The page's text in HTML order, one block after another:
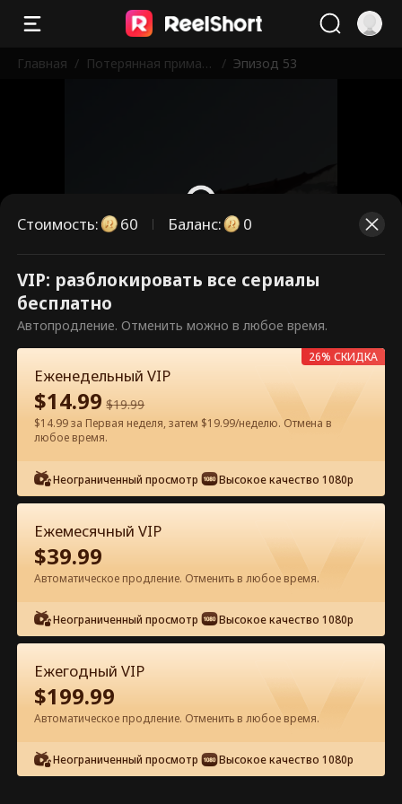
Главная / Потерянная прима-б
/ Эпизод 53
Это платные эпизоды.
Разблокируйте, чтобы смотреть.
60Разблокировать сейчас
Смотреть бесплатно в приложении
Эпизод 53 - Потерянная прима-
балерина Полный фильм
0-49 50-91 Все эпизоды
54
Стоимость: 60 Баланс: 0
VIP: разблокировать все сериалы
бесплатно
Автопродление. Отменить можно в любое время.
Еженедельный VIP
$14.99 $19.99
$14.99 за Первая неделя, затем $19.99/неделю. Отмена в
любое время.
Неограниченный просмотр Высокое качество 1080p
26% СКИДКА
Ежемесячный VIP
$39.99
Автоматическое продление. Отменить в любое время.
Неограниченный просмотр Высокое качество 1080p
Ежегодный VIP
$199.99
Автоматическое продление. Отменить в любое время.
Неограниченный просмотр Высокое качество 1080p